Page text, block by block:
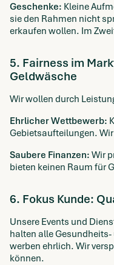
Geschenke: Kleine
sie den Rahmen nicht
erkaufen wollen. Im
5. Fairness im
Geldwäsche
Wir wollen durch
Ehrlicher Wettbewerb:
Gebietsaufteilungen.
Saubere Finanzen: Wir
bieten keinen Raum für
6. Fokus Kunde:
Unsere Events und
halten alle
werben ehrlich. Wir
können.